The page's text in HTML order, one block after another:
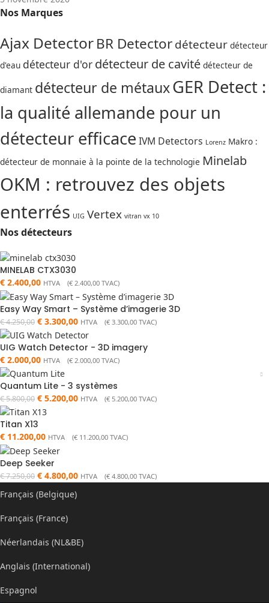
Nos Marques
Ajax DetectorBR Detectordétecteur détecteur
d'eau détecteur d'or détecteur de cavité détecteur de
diamant détecteur de métauxGER Detect :
la qualité allemande pour un
détecteur efficace IVM Detectors Lorenz Makro :
détecteur de monnaie à la pointe de la technologie Minelab
OKM : retrouvez des objets
enterrés UIG Vertex vitran vx 10
Nos détecteurs
MINELAB CTX3030
€ 2.400,00 HTVA (€ 2.400,00 TVAC)
Easy Way Smart – Système d’imagerie 3D
€4.250,00 € 3.300,00 HTVA (€ 3.300,00 TVAC)
UIG Watch Detector - 3D imagery
€ 2.000,00 HTVA (€ 2.000,00 TVAC)
Quantum Lite - 3 systèmes
€5.800,00 € 5.200,00 HTVA (€ 5.200,00 TVAC)
Titan X13
€ 11.200,00 HTVA (€ 11.200,00 TVAC)
Deep Seeker
€7.250,00 € 4.800,00 HTVA (€ 4.800,00 TVAC)
Français (Belgique)
Français (France)
Néerlandais (NL&BE)
Anglais (International)
Espagnol